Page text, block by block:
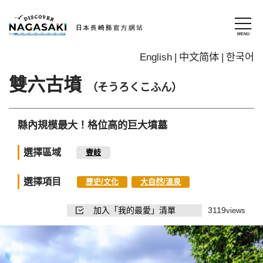
English 中文简体 한국어
雙六古墳 （そうろくこふん）
縣內規模最大！格位高的巨大墳墓
選擇區域 壹岐
選擇項目 歷史/文化 大自然/溫泉
加入「我的最愛」清單 3119views